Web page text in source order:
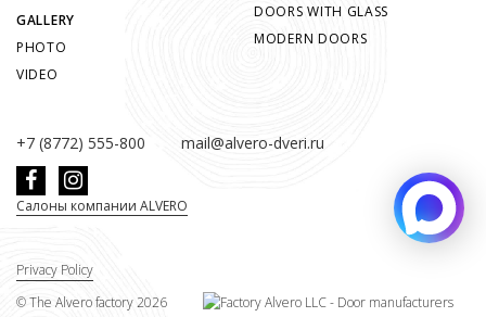
+7 (8772) 555-800 mail@alvero-dveri.ru
Салоны компании ALVERO
GALLERY
PHOTO
VIDEO
DOORS WITH GLASS
MODERN DOORS
©The Alvero factory2026
Privacy Policy